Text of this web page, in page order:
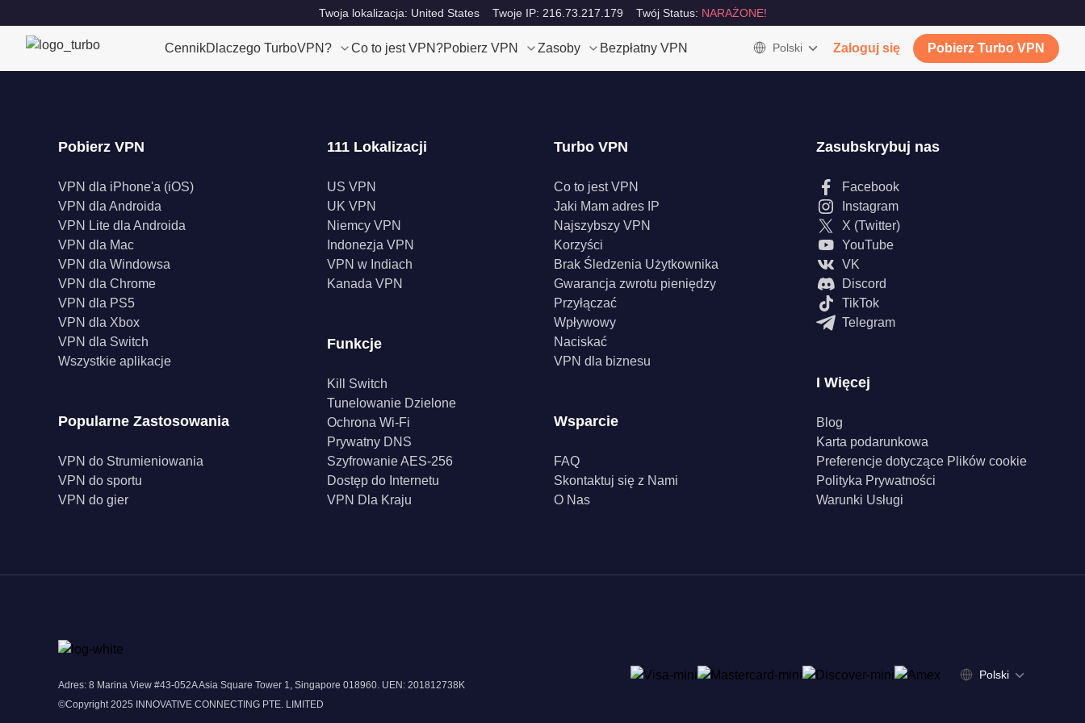
Twoja lokalizacja: United States Twoje IP: 216.73.217.179 Twój Status: NARAŻONE!
CennikDlaczego TurboVPN? Co to jest VPN?Pobierz VPN Zasoby Bezpłatny VPN Polski Zaloguj się Pobierz Turbo VPN
Pobierz VPN
VPN dla iPhone'a (iOS)
VPN dla Androida
VPN Lite dla Androida
VPN dla Mac
VPN dla Windowsa
VPN dla Chrome
VPN dla PS5
VPN dla Xbox
VPN dla Switch
Wszystkie aplikacje
Popularne Zastosowania
VPN do Strumieniowania
VPN do sportu
VPN do gier
111 Lokalizacji
US VPN
UK VPN
Niemcy VPN
Indonezja VPN
VPN w Indiach
Kanada VPN
Funkcje
Kill Switch
Tunelowanie Dzielone
Ochrona Wi-Fi
Prywatny DNS
Szyfrowanie AES-256
Dostęp do Internetu
VPN Dla Kraju
Turbo VPN
Co to jest VPN
Jaki Mam adres IP
Najszybszy VPN
Korzyści
Brak Śledzenia Użytkownika
Gwarancja zwrotu pieniędzy
Przyłączać
Wpływowy
Naciskać
VPN dla biznesu
Wsparcie
FAQ
Skontaktuj się z Nami
O Nas
Zasubskrybuj nas
Facebook
Instagram
X (Twitter)
YouTube
VK
Discord
TikTok
Telegram
I Więcej
Blog
Karta podarunkowa
Preferencje dotyczące Plików cookie
Polityka Prywatności
Warunki Usługi
Adres: 8 Marina View #43-052A Asia Square Tower 1, Singapore 018960. UEN: 201812738K
©Copyright 2025 INNOVATIVE CONNECTING PTE. LIMITED
Polski